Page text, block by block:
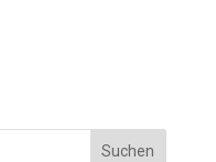
Suchen